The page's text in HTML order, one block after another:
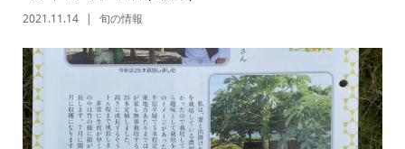
2021.11.14 旬の情報